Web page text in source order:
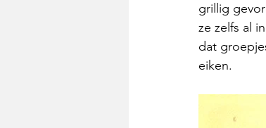
grillig
ze zelfs al
dat
eiken.